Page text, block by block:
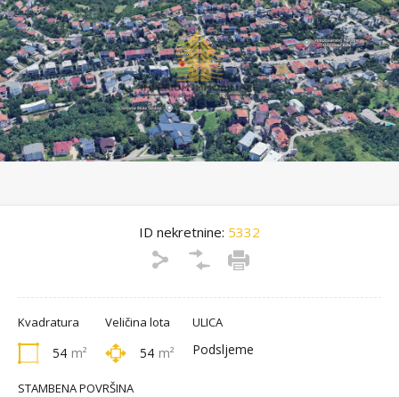
ID nekretnine: 5332
Kvadratura
54 m²
Veličina lota
54 m²
ULICA
Podsljeme
STAMBENA POVRŠINA